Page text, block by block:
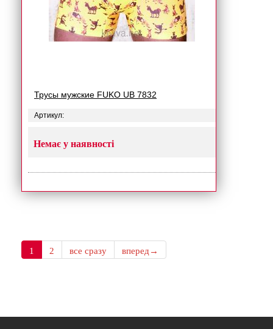
Трусы мужские FUKO UB 7832
Артикул:
Немає у наявності
1 2 все сразу вперед→